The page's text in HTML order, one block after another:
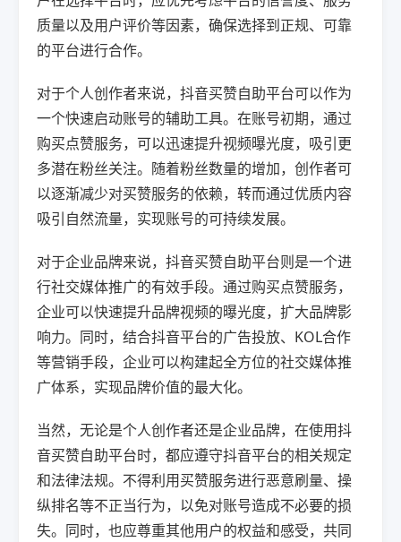
质量以及用户评价等因素，确保选择到正规、可靠
的平台进行合作。
对于个人创作者来说，抖音买赞自助平台可以作为
一个快速启动账号的辅助工具。在账号初期，通过
购买点赞服务，可以迅速提升视频曝光度，吸引更
多潜在粉丝关注。随着粉丝数量的增加，创作者可
以逐渐减少对买赞服务的依赖，转而通过优质内容
吸引自然流量，实现账号的可持续发展。
对于企业品牌来说，抖音买赞自助平台则是一个进
行社交媒体推广的有效手段。通过购买点赞服务，
企业可以快速提升品牌视频的曝光度，扩大品牌影
响力。同时，结合抖音平台的广告投放、KOL合作
等营销手段，企业可以构建起全方位的社交媒体推
广体系，实现品牌价值的最大化。
当然，无论是个人创作者还是企业品牌，在使用抖
音买赞自助平台时，都应遵守抖音平台的相关规定
和法律法规。不得利用买赞服务进行恶意刷量、操
纵排名等不正当行为，以免对账号造成不必要的损
失。同时，也应尊重其他用户的权益和感受，共同